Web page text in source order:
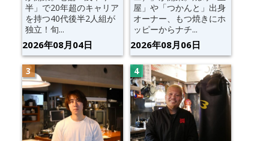
半」で20年超のキャリア
を持つ40代後半2人組が
独立！旬...
2026年08月04日
屋」や「つかんと」出身
オーナー、もつ焼きにホ
ッピーからナチ...
2026年08月06日